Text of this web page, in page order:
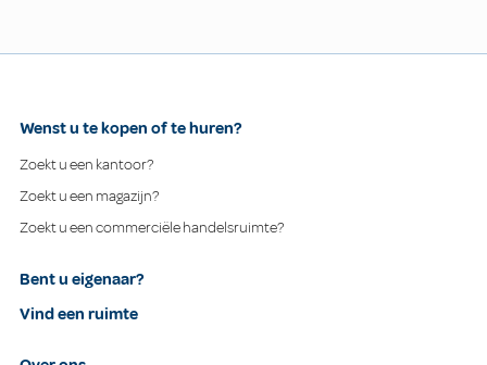
Wenst u te kopen of te huren?
Zoekt u een kantoor?
Zoekt u een magazijn?
Zoekt u een commerciële handelsruimte?
Bent u eigenaar?
Vind een ruimte